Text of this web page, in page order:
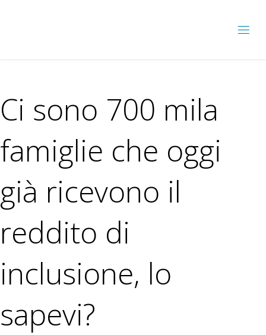
Ci sono 700 mila
famiglie che oggi
già ricevono il
reddito di
inclusione, lo
sapevi?